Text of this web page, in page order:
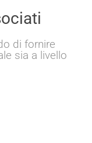
di fornire
sia a livello